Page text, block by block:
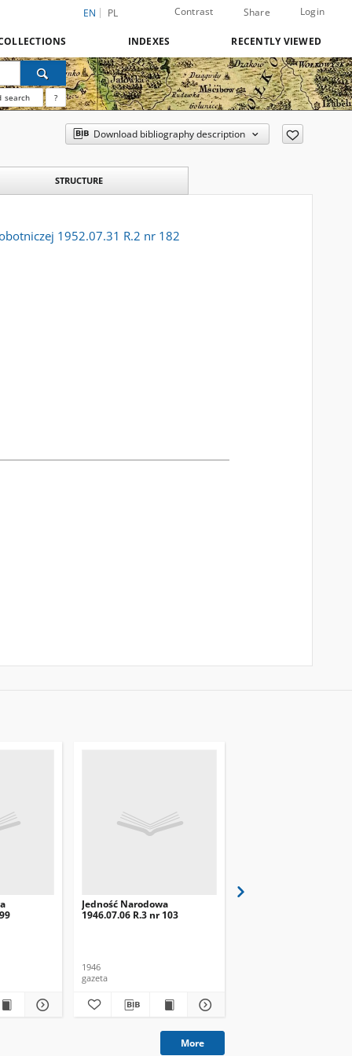
EN PL Contrast Share Login
INDEXES RECENTLY VIEWED
search ?
Download bibliography description
STRUCTURE
1952.07.31 R.2 nr 182
Jedność Narodowa
1946.07.06 R.3 nr 103
1946
gazeta
More